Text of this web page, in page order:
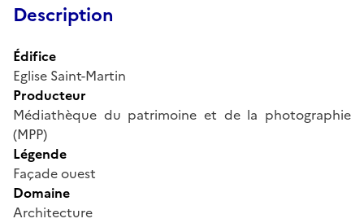
Description
Édifice
Eglise Saint-Martin
Producteur
Médiathèque du patrimoine et de la photographie
(MPP)
Légende
Façade ouest
Domaine
Architecture